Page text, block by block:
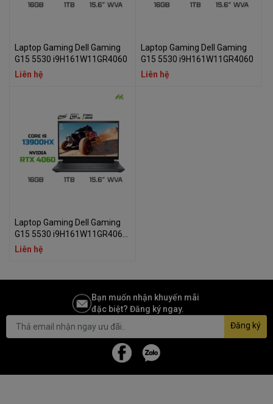
Laptop Gaming Dell Gaming
G15 5530 i9H161W11GR4060
Liên hệ
Laptop Gaming Dell Gaming
G15 5530 i9H161W11GR4060
Liên hệ
Laptop Gaming Dell Gaming
G15 5530 i9H161W11GR4060
(i9-13900HX, RTX 4060 8GB,
RAM 16GB DDR5, SSD 1TB,
100% sRGB)
Liên hệ
Bạn muốn nhận khuyến mãi
đặc biệt? Đăng ký ngay.
Đăng ký